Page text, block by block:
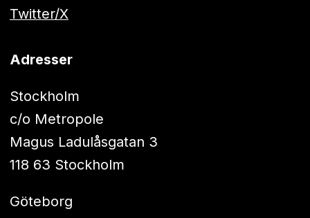
Twitter/X
Adresser
Stockholm
c/o Metropole
Magus Ladulåsgatan 3
118 63 Stockholm
Göteborg